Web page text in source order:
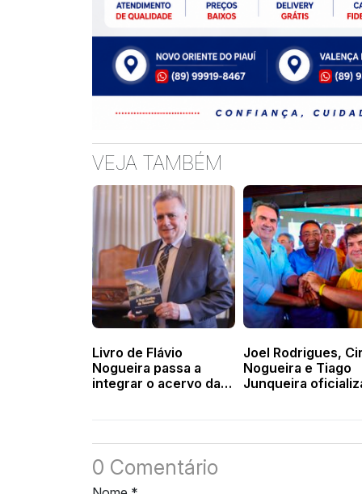
VEJA TAMBÉM
Livro de Flávio
Nogueira passa a
integrar o acervo da
Joel Rodrigues,
Nogueira e Tiago
Junqueira
0 Comentário